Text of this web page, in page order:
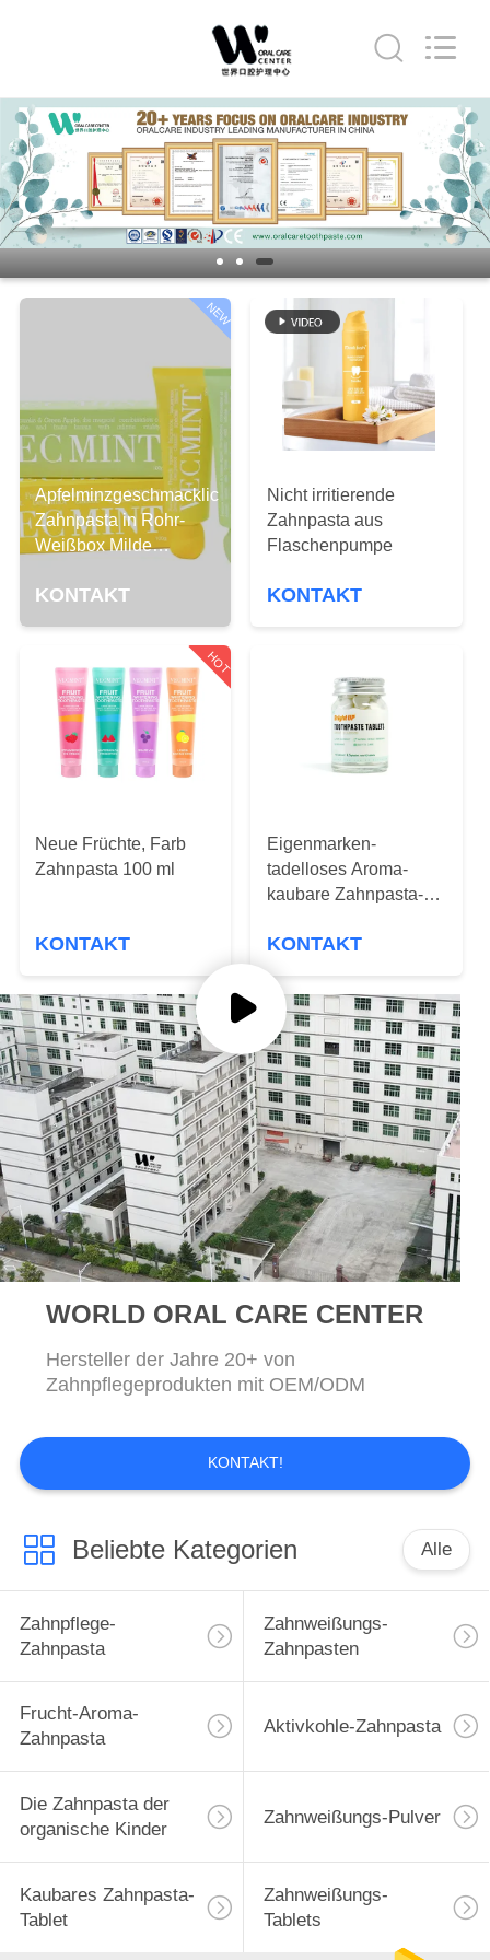
HAUS
PRODUKTE
VIDEOS
FABRIK-
AUSFLUG
QUALITÄTSKONTROLLE
TRETEN
SIE
UNS
VERBINDUNG
FORDERN
SIE
ZITAT
SEITENVERZEICHNIS
DATENSCHUTZ-
BESTIMMUNGEN
NEW
Apfelminzgeschmackliche
Zahnpasta in Rohr-
Weißbox Milde
KONTAKT
Nicht irritierende
Zahnpasta aus
Flaschenpumpe
KONTAKT
HOT
Neue Früchte, Farb
Zahnpasta 100 ml
KONTAKT
Eigenmarken-
tadelloses Aroma-
kaubare Zahnpasta-
KONTAKT
WORLD ORAL CARE CENTER
Hersteller der Jahre 20+ von
Zahnpflegeprodukten mit OEM/ODM
KONTAKT!
Beliebte Kategorien Alle
Zahnpflege-
Zahnpasta
Zahnweißungs-
Zahnpasten
Frucht-Aroma-
Zahnpasta
Aktivkohle-Zahnpasta
Die Zahnpasta der
organische Kinder
Zahnweißungs-Pulver
Kaubares Zahnpasta-
Tablet
Zahnweißungs-
Tablets